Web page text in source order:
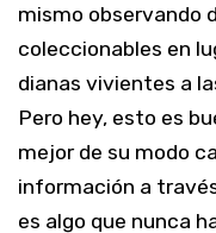
mismo observando
coleccionables en
dianas vivientes a
Pero hey, esto es
mejor de su modo
información a
es algo que nunca